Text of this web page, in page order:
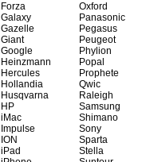
Forza
Galaxy
Gazelle
Giant
Google
Heinzmann
Hercules
Hollandia
Husqvarna
HP
iMac
Impulse
ION
iPad
Oxford
Panasonic
Pegasus
Peugeot
Phylion
Popal
Prophete
Qwic
Raleigh
Samsung
Shimano
Sony
Sparta
Stella